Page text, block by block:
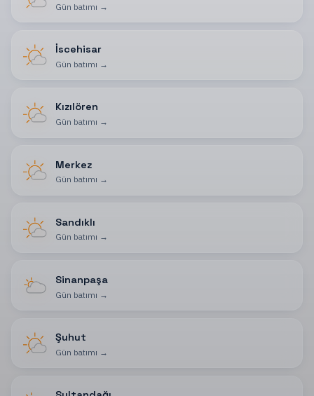
Gün batımı →
İscehisar
Gün batımı →
Kızılören
Gün batımı →
Merkez
Gün batımı →
Sandıklı
Gün batımı →
Sinanpaşa
Gün batımı →
Şuhut
Gün batımı →